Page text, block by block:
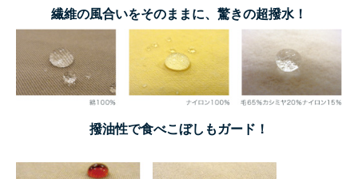
繊維の風合いをそのままに、驚きの超撥水！
撥油性で食べこぼしもガード！